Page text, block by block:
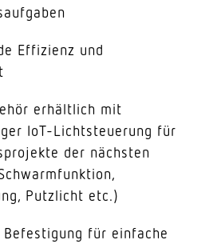
Effizienz und
erhältlich mit
IoT-Lichtsteuerung für
der nächsten
Putzlicht etc.)
Befestigung für einfache